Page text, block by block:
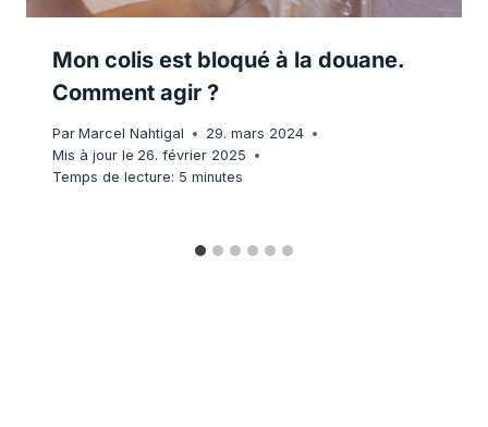
Mon colis est bloqué à la douane.
Comment agir ?
Par Marcel Nahtigal
29. mars 2024
Mis à jour le 26. février 2025
Temps de lecture: 5 minutes